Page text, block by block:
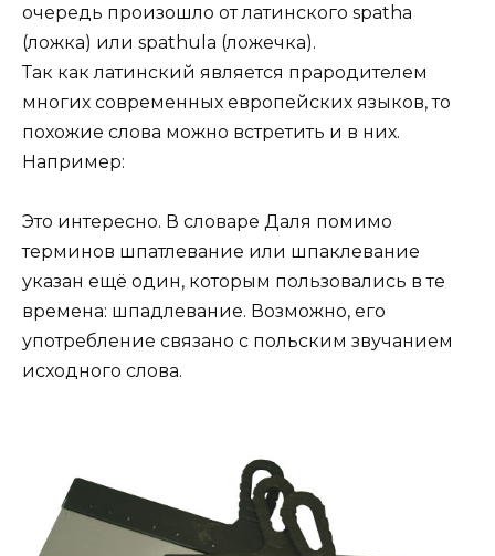
очередь произошло от латинского spatha
(ложка) или spathula (ложечка).
Так как латинский является прародителем
многих современных европейских языков, то
похожие слова можно встретить и в них.
Например:
Это интересно. В словаре Даля помимо
терминов шпатлевание или шпаклевание
указан ещё один, которым пользовались в те
времена: шпадлевание. Возможно, его
употребление связано с польским звучанием
исходного слова.